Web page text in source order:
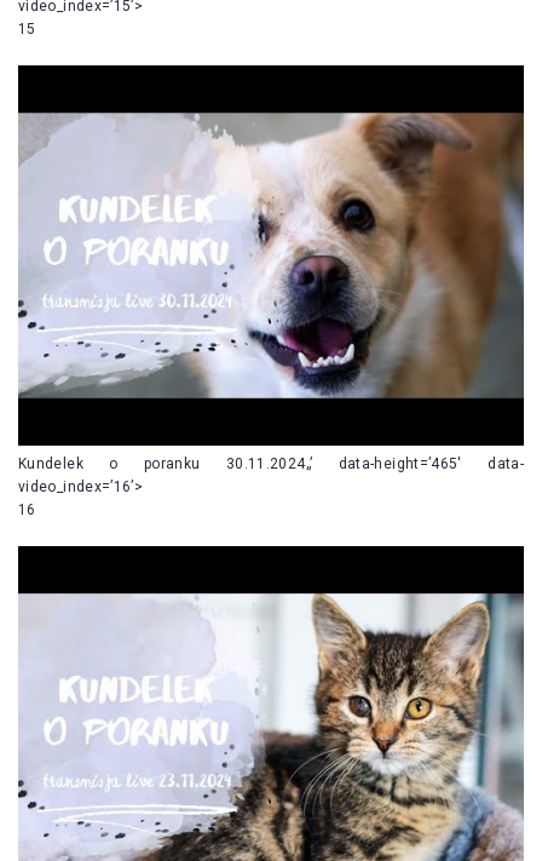
video_index=’15’>
15
Kundelek o poranku 30.11.2024„’ data-height=’465′ data-
video_index=’16’>
16